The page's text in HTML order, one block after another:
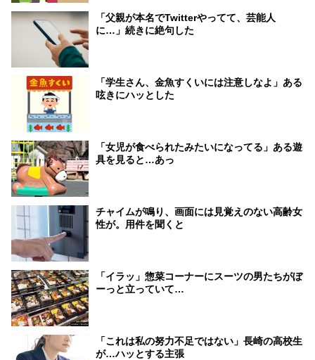
「父親が本名でTwitterやってて、芸能人
に…」続きに絶句した
「学生さん、金魚すくいには注意しなよ」ある
呟きにハッとした
「女児が食べられたみたいになってる」ある遊
具を見ると…あっ
チャイムが鳴り、画面には見覚えのない高齢女
性が。用件を聞くと
「イラッ」惣菜コーナーにスーツの男たちがぼ
ーっと立っていて…
「これは私の努力不足ではない」長崎の高校生
が…ハッとする主張